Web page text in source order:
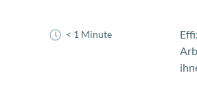
< 1 Minute